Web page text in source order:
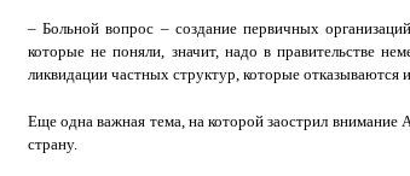
– Больной вопрос – создание первичных
которые не поняли, значит, надо в правительстве
ликвидации частных структур, которые
Еще одна важная тема, на которой заострил
страну.